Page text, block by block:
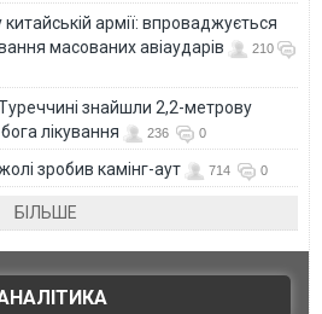
армії: впроваджується
масованих авіаударів
210
знайшли 2,2-метрову
лікування
236 0
зробив камінг-аут 714 0
БІЛЬШЕ